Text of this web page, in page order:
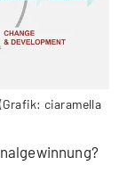
ciaramella